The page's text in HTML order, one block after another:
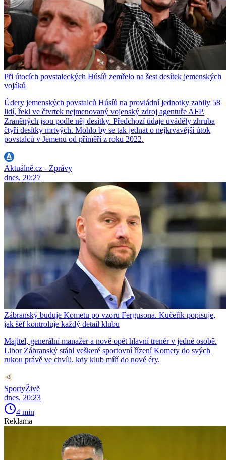
Při útocích povstaleckých Húsíů zemřelo na šest desítek jemenských
vojáků
Údery jemenských povstalců Húsíů na provládní jednotky zabily 58
lidí, řekl ve čtvrtek nejmenovaný vojenský zdroj agentuře AFP.
Zraněných jsou podle něj desítky. Předchozí údaje uváděly zhruba
čtyři desítky mrtvých. Mohlo by se tak jednat o nejkrvavější útok
povstalců v Jemenu od příměří z roku 2022.
Aktuálně.cz - Zprávy
dnes, 20:27
Zábranský buduje Kometu po vzoru Fergusona. Kučeřík popisuje,
jak šéf kontroluje každý detail klubu
Majitel, generální manažer a nově opět hlavní trenér v jedné osobě.
Libor Zábranský stáhl veškeré sportovní řízení Komety do svých
rukou právě ve chvíli, kdy klub míří do nové éry.
SportyŽivě
dnes, 20:23
4 min
Reklama